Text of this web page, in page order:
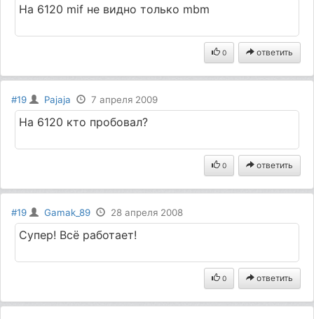
На 6120 mif не видно только mbm
0 ответить
#19 Pajaja 7 апреля 2009
На 6120 кто пробовал?
0 ответить
#19 Gamak_89 28 апреля 2008
Супер! Всё работает!
0 ответить